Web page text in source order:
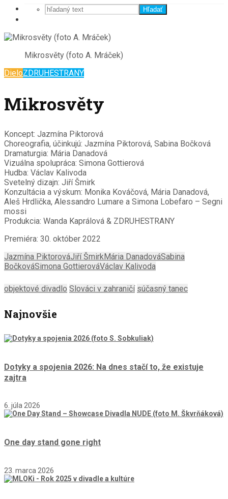
Hľadať
Mikrosvěty (foto A. Mráček)
DieloZDRUHESTRANY
Mikrosvěty
Koncept: Jazmína Piktorová
Choreografia, účinkujú: Jazmína Piktorová, Sabina Bočková
Dramaturgia: Mária Danadová
Vizuálna spolupráca: Simona Gottierová
Hudba: Václav Kalivoda
Svetelný dizajn: Jiří Šmirk
Konzultácia a výskum: Monika Kováčová, Mária Danadová,
Aleš Hrdlička, Alessandro Lumare a Simona Lobefaro – Segni
mossi
Produkcia: Wanda Kaprálová & ZDRUHESTRANY
Premiéra: 30. október 2022
Jazmína PiktorováJiří ŠmirkMária DanadováSabina
BočkováSimona GottierováVáclav Kalivoda
objektové divadlo Slováci v zahraničí súčasný tanec
Najnovšie
Dotyky a spojenia 2026: Na dnes stačí to, že existuje
zajtra
6. júla 2026
One day stand gone right
23. marca 2026